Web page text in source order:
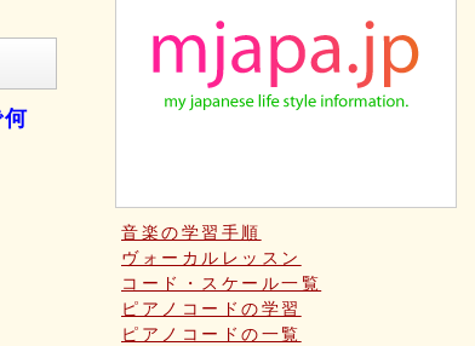
音楽の学習手順
ヴォーカルレッスン
コード・スケール一覧
ピアノコードの学習
ピアノコードの一覧